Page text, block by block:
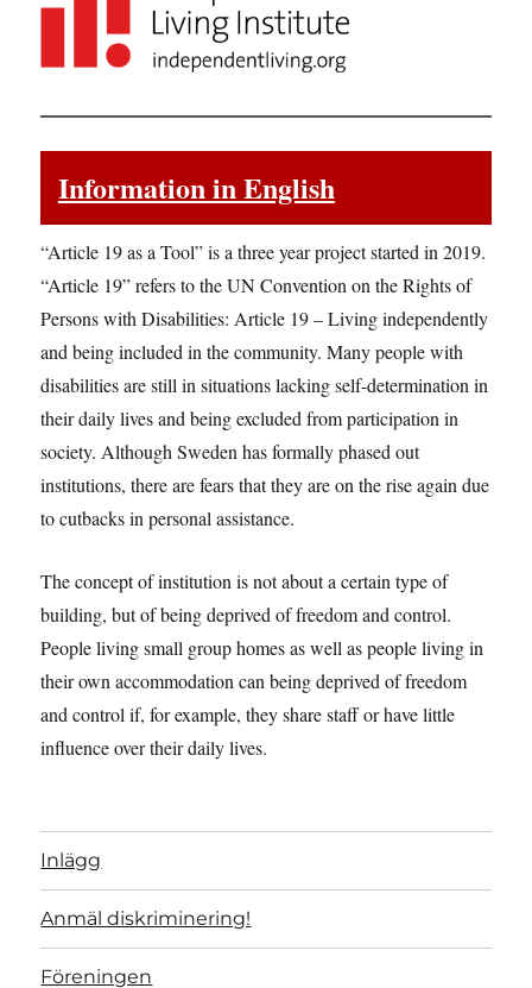
Information in English
“Article 19 as a Tool” is a three year project started in 2019.
“Article 19” refers to the UN Convention on the Rights of
Persons with Disabilities: Article 19 – Living independently
and being included in the community. Many people with
disabilities are still in situations lacking self-determination in
their daily lives and being excluded from participation in
society. Although Sweden has formally phased out
institutions, there are fears that they are on the rise again due
to cutbacks in personal assistance.
The concept of institution is not about a certain type of
building, but of being deprived of freedom and control.
People living small group homes as well as people living in
their own accommodation can being deprived of freedom
and control if, for example, they share staff or have little
influence over their daily lives.
Inlägg
Anmäl diskriminering!
Föreningen